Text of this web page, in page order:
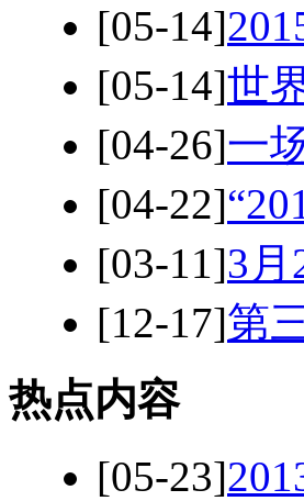
[05-14]
[05-14]世
[04-26]一
[04-22]
[03-11]3
[12-17]第
热点内容
[05-23]